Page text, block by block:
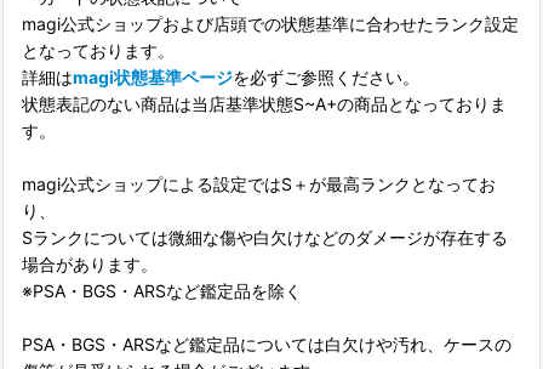
magi公式ショップおよび店頭での状態基準に合わせたランク設定
となっております。
詳細はmagi状態基準ページを必ずご参照ください。
状態表記のない商品は当店基準状態S~A+の商品となっておりま
す。
magi公式ショップによる設定ではS＋が最高ランクとなってお
り、
Sランクについては微細な傷や白欠けなどのダメージが存在する
場合があります。
※PSA・BGS・ARSなど鑑定品を除く
PSA・BGS・ARSなど鑑定品については白欠けや汚れ、ケースの